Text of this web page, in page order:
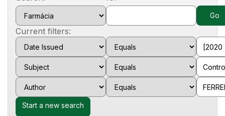
Current filters:
Start a new search